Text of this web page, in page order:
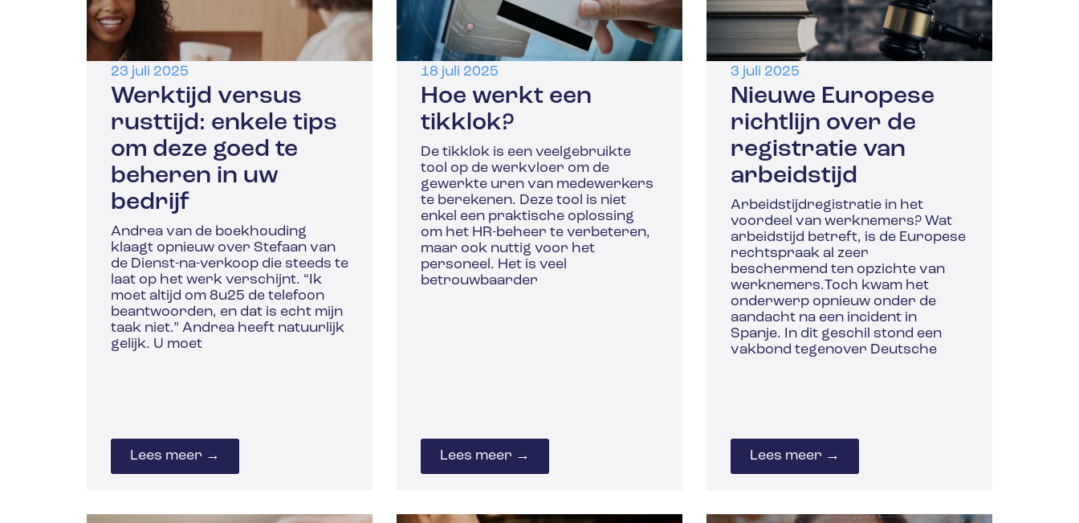
23 juli 2025
Werktijd versus
rusttijd: enkele tips
om deze goed te
beheren in uw
bedrijf
Andrea van de boekhouding
klaagt opnieuw over Stefaan van
de Dienst-na-verkoop die steeds te
laat op het werk verschijnt. “Ik
moet altijd om 8u25 de telefoon
beantwoorden, en dat is echt mijn
taak niet.” Andrea heeft natuurlijk
gelijk. U moet
Lees meer →
18 juli 2025
Hoe werkt een
tikklok?
De tikklok is een veelgebruikte
tool op de werkvloer om de
gewerkte uren van medewerkers
te berekenen. Deze tool is niet
enkel een praktische oplossing
om het HR-beheer te verbeteren,
maar ook nuttig voor het
personeel. Het is veel
betrouwbaarder
Lees meer →
3 juli 2025
Nieuwe Europese
richtlijn over de
registratie van
arbeidstijd
Arbeidstijdregistratie in het
voordeel van werknemers? Wat
arbeidstijd betreft, is de Europese
rechtspraak al zeer
beschermend ten opzichte van
werknemers.Toch kwam het
onderwerp opnieuw onder de
aandacht na een incident in
Spanje. In dit geschil stond een
vakbond tegenover Deutsche
Lees meer →